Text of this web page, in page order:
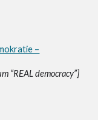
–
“REAL democracy”]